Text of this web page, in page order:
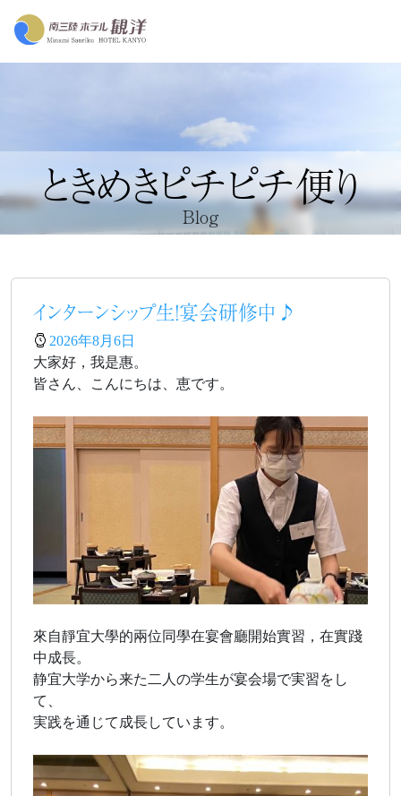
ときめきピチピチ便り
Blog
インターンシップ生！宴会研修中♪
2026年8月6日
大家好，我是惠。
皆さん、こんにちは、恵です。
來自靜宜大學的兩位同學在宴會廳開始實習，在實踐
中成長。
静宜大学から来た二人の学生が宴会場で実習をし
て、
実践を通じて成長しています。